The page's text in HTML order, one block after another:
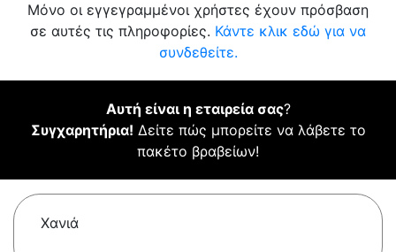
Μόνο οι εγγεγραμμένοι χρήστες έχουν πρόσβαση
σε αυτές τις πληροφορίες. Κάντε κλικ εδώ για να
συνδεθείτε.
Αυτή είναι η εταιρεία σας?
Συγχαρητήρια! Δείτε πώς μπορείτε να λάβετε το
πακέτο βραβείων!
Χανιά